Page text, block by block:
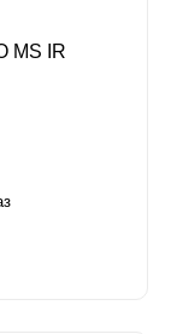
MS IR